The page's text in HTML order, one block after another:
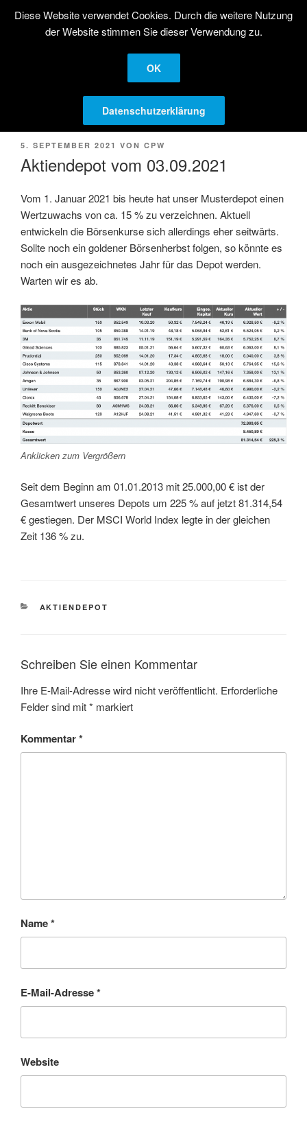
InhaltSTRATEGISCHE
AKTIENANLAGE
Langfristige Kapitalanlage in Aktien
Menü
VERÖFFENTLICHT
5. SEPTEMBER 2021 VON CPW
Aktiendepot vom 03.09.2021
Vom 1. Januar 2021 bis heute hat unser Musterdepot einen
Wertzuwachs von ca. 15 % zu verzeichnen. Aktuell
entwickeln die Börsenkurse sich allerdings eher seitwärts.
Sollte noch ein goldener Börsenherbst folgen, so könnte es
noch ein ausgezeichnetes Jahr für das Depot werden.
Warten wir es ab.
Anklicken zum Vergrößern
Seit dem Beginn am 01.01.2013 mit 25.000,00 € ist der
Gesamtwert unseres Depots um 225 % auf jetzt 81.314,54
€ gestiegen. Der MSCI World Index legte in der gleichen
Zeit 136 % zu.
KATEGORIEN
AKTIENDEPOT
Schreiben Sie einen Kommentar
Ihre E-Mail-Adresse wird nicht veröffentlicht. Erforderliche
Felder sind mit* markiert
Kommentar*
Name*
E-Mail-Adresse*
Website
Diese Website verwendet Cookies. Durch die weitere Nutzung
der Website stimmen Sie dieser Verwendung zu.
OK
Datenschutzerklärung